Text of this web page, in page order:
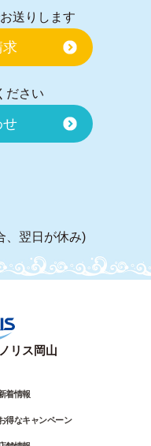
送りします
求
ださい
せ
、翌日が休み)
リス岡山
着情報
得なキャンペーン